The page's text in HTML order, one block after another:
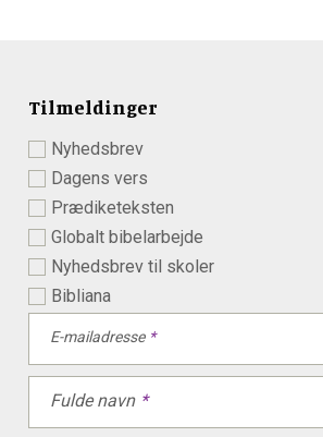
Tilmeldinger
Nyhedsbrev
Dagens vers
Prædiketeksten
Globalt bibelarbejde
Nyhedsbrev til skoler
Bibliana
E-mailadresse
Fulde navn